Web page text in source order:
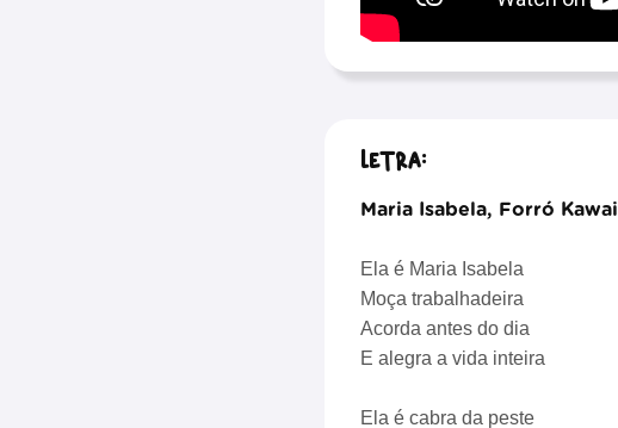
Letra:
Maria Isabela, Forró Kawai
Ela é Maria Isabela
Moça trabalhadeira
Acorda antes do dia
E alegra a vida inteira
Ela é cabra da peste